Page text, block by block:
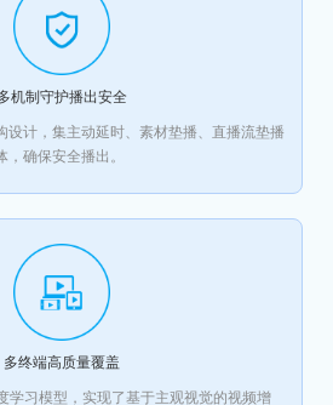
机制守护播出安全
设计，集主动延时、素材垫播、直播流垫播
确保安全播出。
多终端高质量覆盖
学习模型，实现了基于主观视觉的视频增